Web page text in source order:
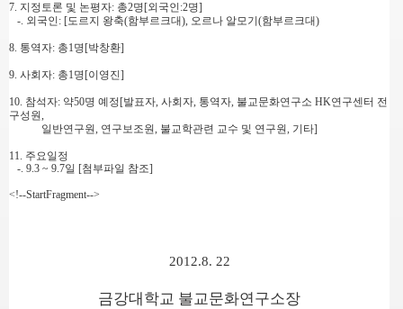
7. 지정토론 및 논평자: 총2명[외국인:2명]
-. 외국인: [도르지 왕축(함부르크대), 오르나 알모기(함부르크대)
8. 통역자: 총1명[박창환]
9. 사회자: 총1명[이영진]
10. 참석자: 약50명 예정[발표자, 사회자, 통역자, 불교문화연구소 HK연구센터 전
구성원,
일반연구원, 연구보조원, 불교학관련 교수 및 연구원, 기타]
11. 주요일정
-. 9.3 ~ 9.7일 [첨부파일 참조]
<!--StartFragment-->
2012.8. 22
금강대학교 불교문화연구소장